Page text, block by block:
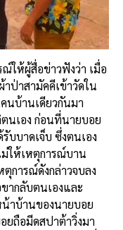
ณ์ให้ผู้สื่อข่าวฟังว่า เมื่อ
ป่าสามัคคีเข้าวัดใน
บ้านเดียวกันมา
นเอง ก่อนที่นายบอย
บบาดเจ็บ ซึ่งตนเอง
ให้เหตุการณ์บาน
การณ์ดังกล่าวจบลง
ากลับตนเองและ
าบ้านของนายบอย
ยถือมีดสปาต้าวิ่งมา